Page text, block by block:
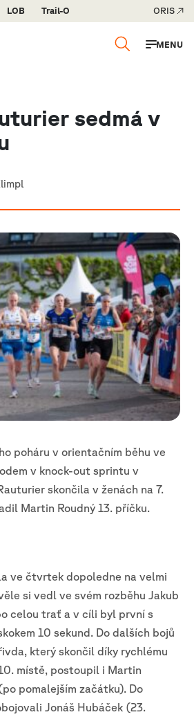
LOB Trail-O ORIS
MENU
sedmá v
poháru v orientačním běhu ve
v knock-out sprintu v
skončila v ženách na 7.
Martin Roudný 13. příčku.
ve čtvrtek dopoledne na velmi
si vedl ve svém rozběhu Jakub
celou trať a v cíli byl první s
10 sekund. Do dalších bojů
který skončil díky rychlému
místě, postoupil i Martin
pomalejším začátku). Do
Jonáš Hubáček (23.